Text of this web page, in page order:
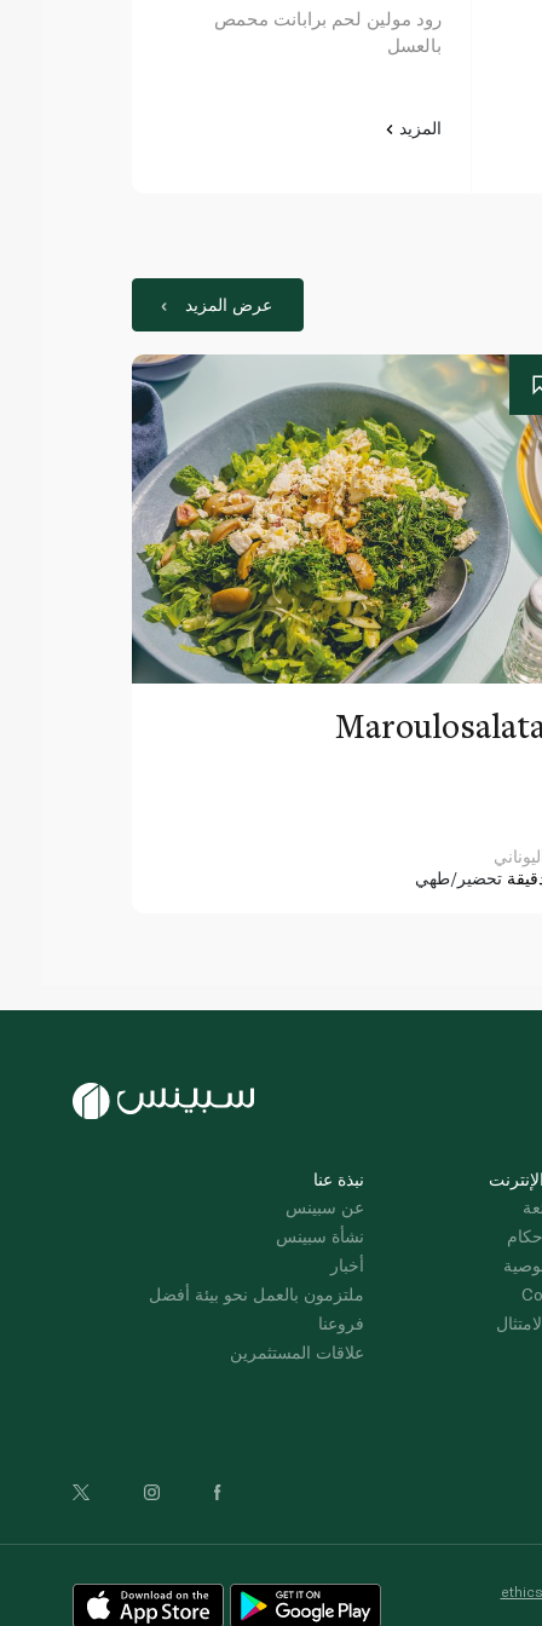
رود مولين لحم برابانت محمص
بالعسل
المزيد
عرض المزيد
تحضير/طهي
نبذة عنا
عن سبينس
نشأة سبينس
أخبار
ملتزمون بالعمل نحو بيئة أفضل
فروعنا
علاقات المستثمرين